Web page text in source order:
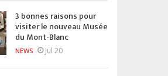
3 bonnes raisons pour
visiter le nouveau Musée
du Mont-Blanc
NEWS Jul 20